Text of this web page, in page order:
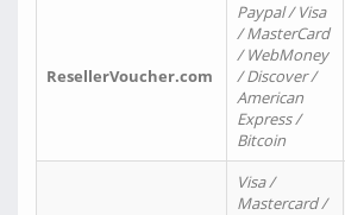
ResellerVoucher.com
Paypal / Visa
/ MasterCard
/ WebMoney
/ Discover /
American
Express /
Bitcoin
Visa /
Mastercard /